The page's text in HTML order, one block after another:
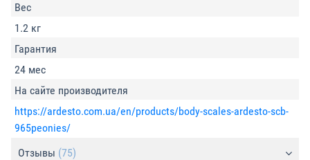
Вес
1.2 кг
Гарантия
24 мес
На сайте производителя
https://ardesto.com.ua/en/products/body-scales-ardesto-scb-
965peonies/
Отзывы (75)